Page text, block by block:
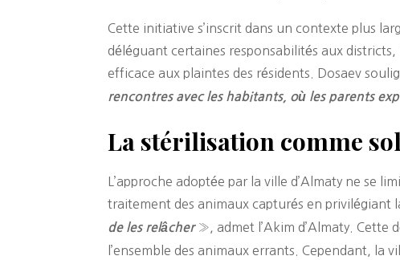
Cette initiative s’inscrit dans un contexte plus
déléguant certaines responsabilités aux
efficace aux plaintes des résidents. Dosaev
rencontres avec les habitants, où les parents
La stérilisation comme
L’approche adoptée par la ville d’Almaty ne se
traitement des animaux capturés en privilégiant
de les relâcher », admet l’Akim d’Almaty. Cette
l’ensemble des animaux errants. Cependant, la